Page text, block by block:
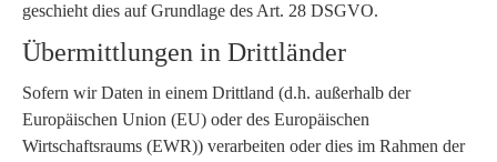
geschieht dies auf Grundlage des Art. 28 DSGVO.
Übermittlungen in Drittländer
Sofern wir Daten in einem Drittland (d.h. außerhalb der
Europäischen Union (EU) oder des Europäischen
Wirtschaftsraums (EWR)) verarbeiten oder dies im Rahmen der